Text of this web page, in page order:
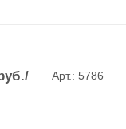
/
Арт.: 5786